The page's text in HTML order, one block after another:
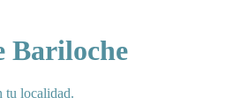
Bariloche
tu localidad.